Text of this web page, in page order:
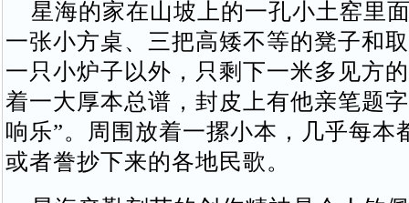
星海的家在山坡上的一孔小土窑里
一张小方桌、三把高矮不等的凳子和
一只小炉子以外，只剩下一米多见方
着一大厚本总谱，封皮上有他亲笔题
响乐”。周围放着一摞小本，几乎每本
或者誊抄下来的各地民歌。